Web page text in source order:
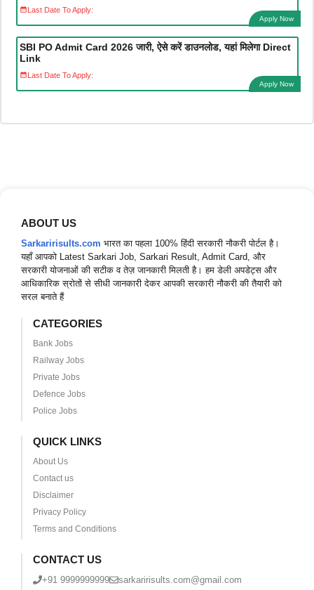
Last Date To Apply:
Apply Now
SBI PO Admit Card 2026 जारी, ऐसे करें डाउनलोड, यहां मिलेगा Direct
Link
Last Date To Apply:
Apply Now
ABOUT US
Sarkaririsults.com भारत का पहला 100% हिंदी सरकारी नौकरी पोर्टल है।
यहाँ आपको Latest Sarkari Job, Sarkari Result, Admit Card, और
सरकारी योजनाओं की सटीक व तेज़ जानकारी मिलती है। हम डेली अपडेट्स और
आधिकारिक स्रोतों से सीधी जानकारी देकर आपकी सरकारी नौकरी की तैयारी को
सरल बनाते हैं
CATEGORIES
Bank Jobs
Railway Jobs
Private Jobs
Defence Jobs
Police Jobs
QUICK LINKS
About Us
Contact us
Disclaimer
Privacy Policy
Terms and Conditions
CONTACT US
+91 9999999999 sarkaririsults.com@gmail.com